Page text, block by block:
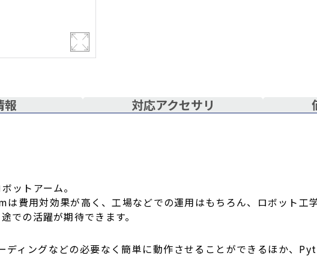
報 対応アクセサリ
ットアーム。
費用対効果が高く、工場などでの運用はもちろん、ロボット工
での活躍が期待できます。
ィングなどの必要なく簡単に動作させることができるほか、